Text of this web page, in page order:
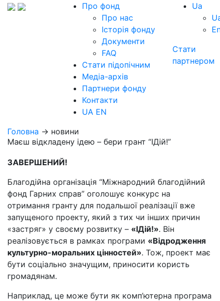
Про фонд
Про нас
Історія фонду
Документи
FAQ
Стати підопічним
Медіа-архів
Партнери фонду
Контакти
UA EN
Ua
Стати
партнером
Головна → новини
Маєш відкладену ідею – бери грант “ІДій!”
ЗАВЕРШЕНИЙ!
Благодійна організація “Міжнародний благодійний
фонд Гарних справ” оголошує конкурс на
отримання гранту для подальшої реалізації вже
запущеного проекту, який з тих чи інших причин
«застряг» у своєму розвитку – «ІДій!». Він
реалізовується в рамках програми «Відродження
культурно-моральних цінностей». Тож, проект має
бути соціально значущим, приносити користь
громадянам.
Наприклад, це може бути як комп’ютерна програма